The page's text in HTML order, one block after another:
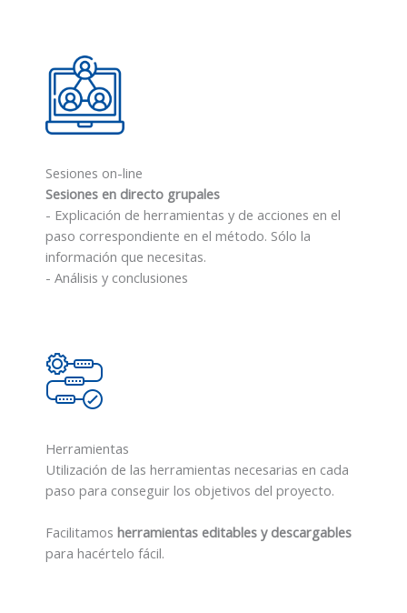
Sesiones on-line
Sesiones en directo grupales
- Explicación de herramientas y de acciones en el
paso correspondiente en el método. Sólo la
información que necesitas.
- Análisis y conclusiones
Herramientas
Utilización de las herramientas necesarias en cada
paso para conseguir los objetivos del proyecto.
Facilitamos herramientas editables y descargables
para hacértelo fácil.